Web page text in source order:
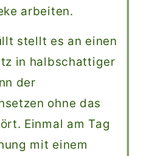
arbeiten.
stellt es an einen
in halbschattiger
der
ohne das
Einmal am Tag
mit einem